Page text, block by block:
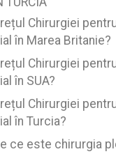
Chirurgiei
în Marea Britanie?
Chirurgiei
în SUA?
Chirurgiei
în Turcia?
ce este chirurgia